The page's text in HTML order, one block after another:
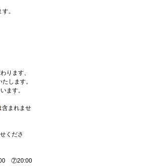
。
ります、
します。
ます。
含まれませ
くださ
⑦20:00